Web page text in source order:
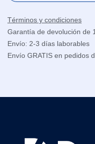
Términos y condiciones
Garantía de devolución de
Envío: 2-3 días laborables
Envío GRATIS en pedidos